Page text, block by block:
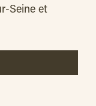
Seine et